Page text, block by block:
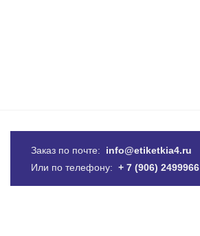
Заказ по почте: info@etiketkia4.ru
Или по телефону: + 7 (906) 2499966